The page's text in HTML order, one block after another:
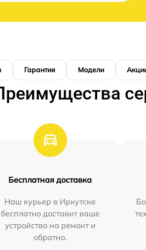
Гарантия Модели
Бесплатная доставка
Наш курьер в Иркутске
бесплатно доставит ваше
устройство на ремонт и
обратно.